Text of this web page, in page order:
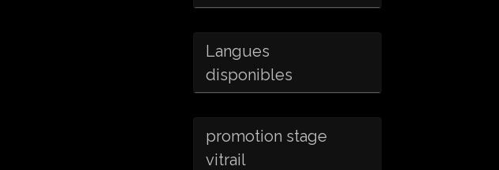
Langues
disponibles
promotion stage
vitrail